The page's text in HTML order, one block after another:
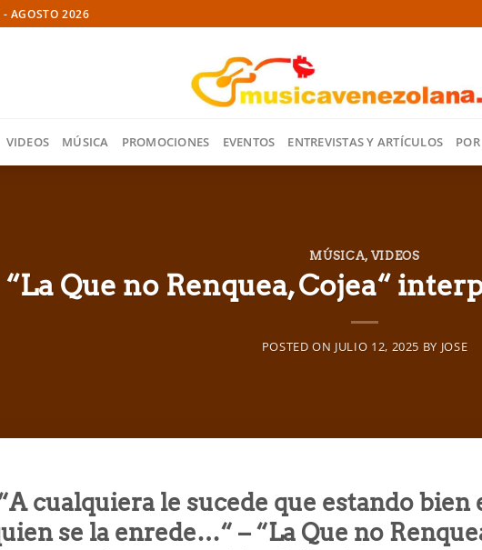
AGOSTO 2026
VIDEOS MÚSICA PROMOCIONES EVENTOS ENTREVISTAS Y ARTÍCULOS
MÚSICA, VIDEOS
“La Que no Renquea, Cojea“
POSTED ON JULIO 12, 2025 BY JOSE
cualquiera le sucede que estando bien
se la enrede…“ – “La Que no